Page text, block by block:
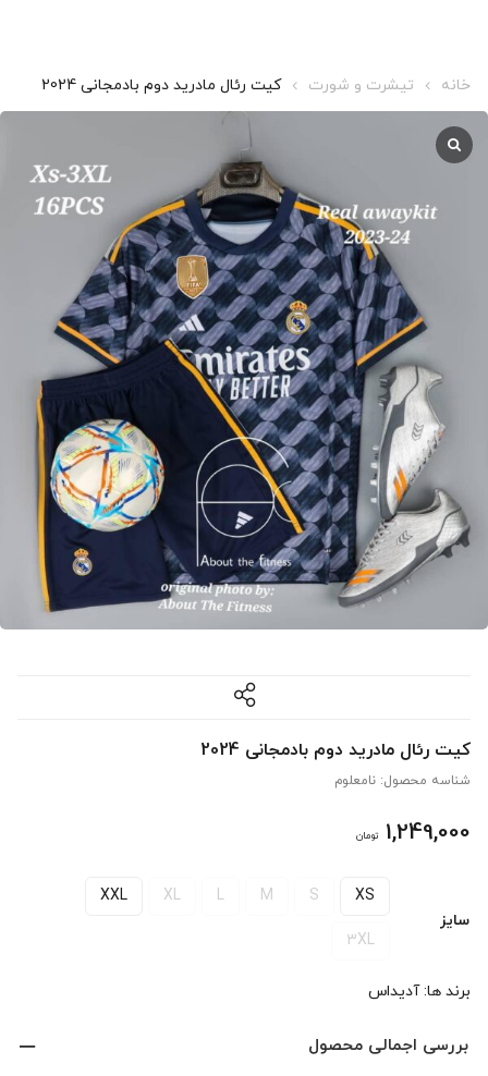
خانه تیشرت و شورت کیت رئال مادرید دوم بادمجانی 2024
کیت رئال مادرید دوم بادمجانی 2024
شناسه محصول: نامعلوم
1,249,000 تومان
سایز
XS
S
M
L
XL
XXL
3XL
برند ها:آدیداس
بررسی اجمالی محصول